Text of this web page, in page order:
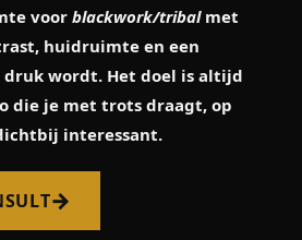
voor blackwork/tribalmet
huidruimte en een
wordt. Het doel is altijd
die je met trots draagt, op
interessant.
→